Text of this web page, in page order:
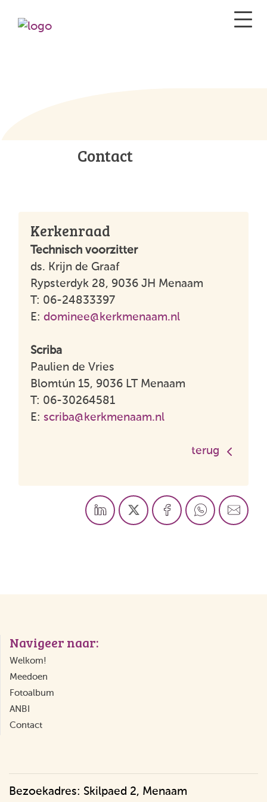
Contact
Kerkenraad
Technisch voorzitter
ds. Krijn de Graaf
Rypsterdyk 28, 9036 JH Menaam
T: 06-24833397
E: dominee@kerkmenaam.nl
Scriba
Paulien de Vries
Blomtún 15, 9036 LT Menaam
T: 06-30264581
E: scriba@kerkmenaam.nl
terug
Navigeer naar:
Welkom!
Meedoen
Fotoalbum
ANBI
Contact
Bezoekadres: Skilpaed 2, Menaam